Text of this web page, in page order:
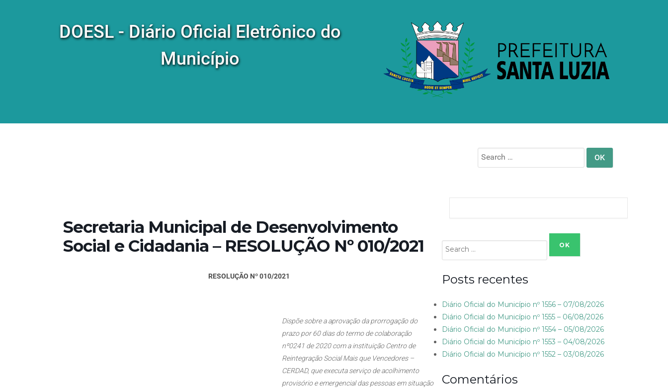
DOESL - Diário Oficial Eletrônico do
Município
Search
for:
Secretaria Municipal de Desenvolvimento
Social e Cidadania – RESOLUÇÃO Nº 010/2021
RESOLUÇÃO Nº 010/2021
Dispõe sobre a aprovação da prorrogação do
prazo por 60 dias do termo de colaboração
nº0241 de 2020 com a instituição Centro de
Reintegração Social Mais que Vencedores –
CERDAD, que executa serviço de acolhimento
provisório e emergencial das pessoas em situação
Search
for:
Posts recentes
Diário Oficial do Município nº 1556 – 07/08/2026
Diário Oficial do Município nº 1555 – 06/08/2026
Diário Oficial do Município nº 1554 – 05/08/2026
Diário Oficial do Município nº 1553 – 04/08/2026
Diário Oficial do Município nº 1552 – 03/08/2026
Comentários